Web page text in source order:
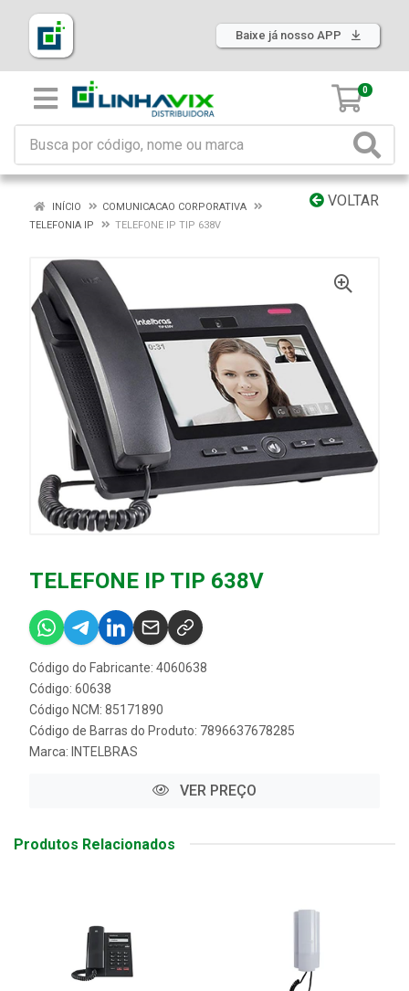
Baixe já nosso APP
0
VOLTAR
INÍCIO
COMUNICACAO CORPORATIVA
TELEFONIA IP
TELEFONE IP TIP 638V
TELEFONE IP TIP 638V
Código do Fabricante: 4060638
Código: 60638
Código NCM: 85171890
Código de Barras do Produto: 7896637678285
Marca: INTELBRAS
VER PREÇO
Produtos Relacionados